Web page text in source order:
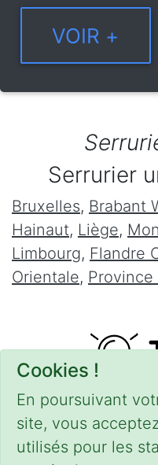
Cookies !
En poursuivant
site, vous
utilisés pour les
Serrurier
Bruxelles, Brabant
Hainaut, Liège,
Limbourg, Flandre
Orientale,